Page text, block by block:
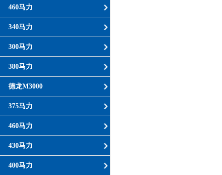
460马力
340马力
300马力
380马力
德龙M3000
375马力
460马力
430马力
400马力